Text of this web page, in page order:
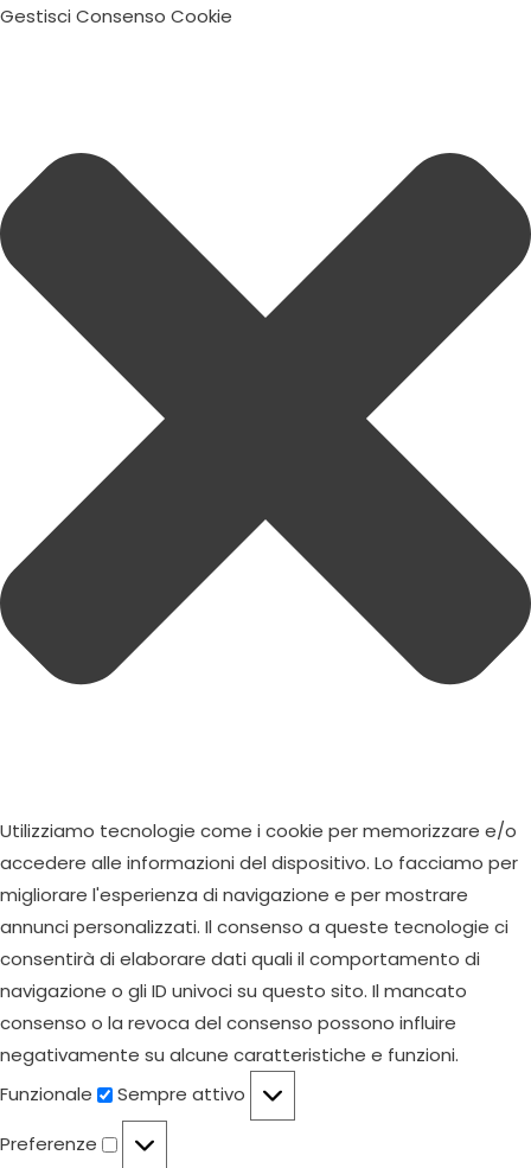
Gestisci Consenso Cookie
Utilizziamo tecnologie come i cookie per memorizzare e/o
accedere alle informazioni del dispositivo. Lo facciamo per
migliorare l'esperienza di navigazione e per mostrare
annunci personalizzati. Il consenso a queste tecnologie ci
consentirà di elaborare dati quali il comportamento di
navigazione o gli ID univoci su questo sito. Il mancato
consenso o la revoca del consenso possono influire
negativamente su alcune caratteristiche e funzioni.
Funzionale
Funzionale
Sempre attivo
Preferenze
Preferenze